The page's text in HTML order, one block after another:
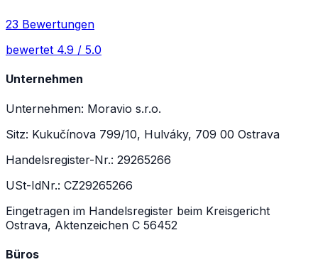
23 Bewertungen
bewertet 4.9 / 5.0
Unternehmen
Unternehmen: Moravio s.r.o.
Sitz: Kukučínova 799/10, Hulváky, 709 00 Ostrava
Handelsregister-Nr.: 29265266
USt-IdNr.: CZ29265266
Eingetragen im Handelsregister beim Kreisgericht
Ostrava, Aktenzeichen C 56452
Büros